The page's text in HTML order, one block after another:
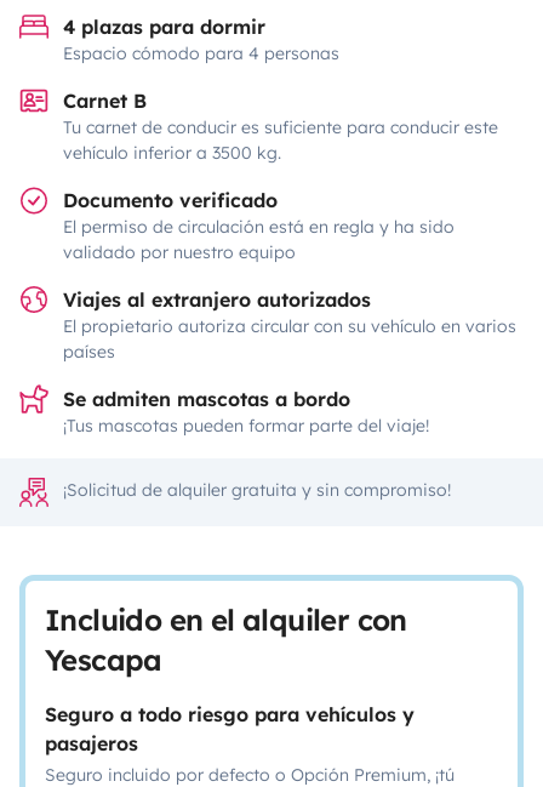
4 plazas para dormir
Espacio cómodo para 4 personas
Carnet B
Tu carnet de conducir es suficiente para conducir este
vehículo inferior a 3500 kg.
Documento verificado
El permiso de circulación está en regla y ha sido
validado por nuestro equipo
Viajes al extranjero autorizados
El propietario autoriza circular con su vehículo en varios
países
Se admiten mascotas a bordo
¡Tus mascotas pueden formar parte del viaje!
¡Solicitud de alquiler gratuita y sin compromiso!
Incluido en el alquiler con
Yescapa
Seguro a todo riesgo para vehículos y
pasajeros
Seguro incluido por defecto o Opción Premium, ¡tú